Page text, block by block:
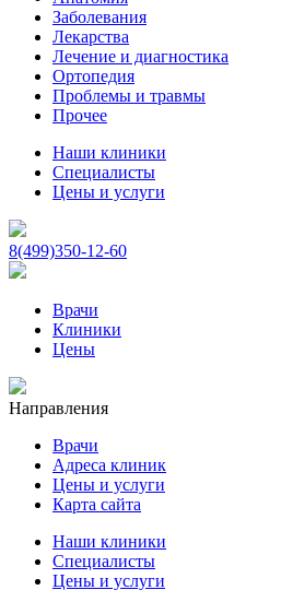
Заболевания
Лекарства
Лечение и диагностика
Ортопедия
Проблемы и травмы
Прочее
Наши клиники
Специалисты
Цены и услуги
8(499)350-12-60
Врачи
Клиники
Цены
Направления
Врачи
Адреса клиник
Цены и услуги
Карта сайта
Наши клиники
Специалисты
Цены и услуги